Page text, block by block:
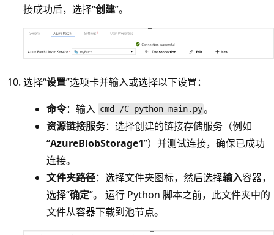
接成功后，选择“创建”。
选择“设置”选项卡并输入或选择以下设置：
命令：输入 cmd /C python main.py。
资源链接服务：选择创建的链接存储服务（例如
“AzureBlobStorage1”）并测试连接，确保已成功
连接。
文件夹路径：选择文件夹图标，然后选择输入容器，
选择“确定”。 运行 Python 脚本之前，此文件夹中的
文件从容器下载到池节点。